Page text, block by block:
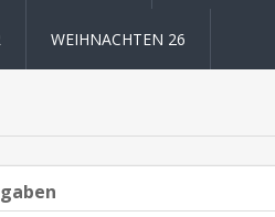
WEIHNACHTEN 26